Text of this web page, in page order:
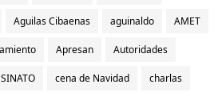
Aguilas Cibaenas aguinaldo AMET
Apresan Autoridades
cena de Navidad charlas